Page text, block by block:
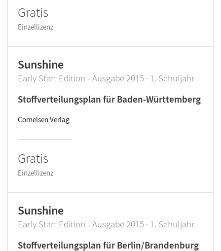
Gratis
Einzellizenz
Sunshine
Early Start Edition - Ausgabe 2015 · 1. Schuljahr
Stoffverteilungsplan für Baden-Württemberg
Cornelsen Verlag
Gratis
Einzellizenz
Sunshine
Early Start Edition - Ausgabe 2015 · 1. Schuljahr
Stoffverteilungsplan für Berlin/Brandenburg